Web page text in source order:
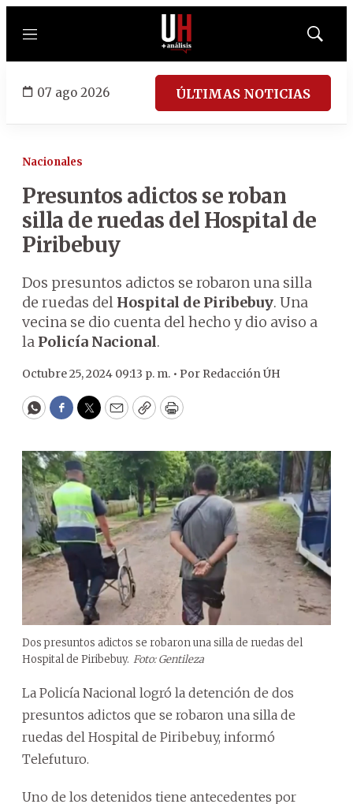
Menú
Mostrar
07 ago 2026 ÚLTIMAS NOTICIAS
Nacionales
Presuntos adictos se roban
silla de ruedas del Hospital de
Piribebuy
Dos presuntos adictos se robaron una silla
de ruedas del Hospital de Piribebuy. Una
vecina se dio cuenta del hecho y dio aviso a
la Policía Nacional.
Octubre 25, 2024 09:13 p. m. • Por Redacción ÚH
WhatsApp
Facebook
Twitter
EmailCopyPrint
Dos presuntos adictos se robaron una silla de ruedas del
Hospital de Piribebuy. Foto: Gentileza
La Policía Nacional logró la detención de dos
presuntos adictos que se robaron una silla de
ruedas del Hospital de Piribebuy, informó
Telefuturo.
Uno de los detenidos tiene antecedentes por